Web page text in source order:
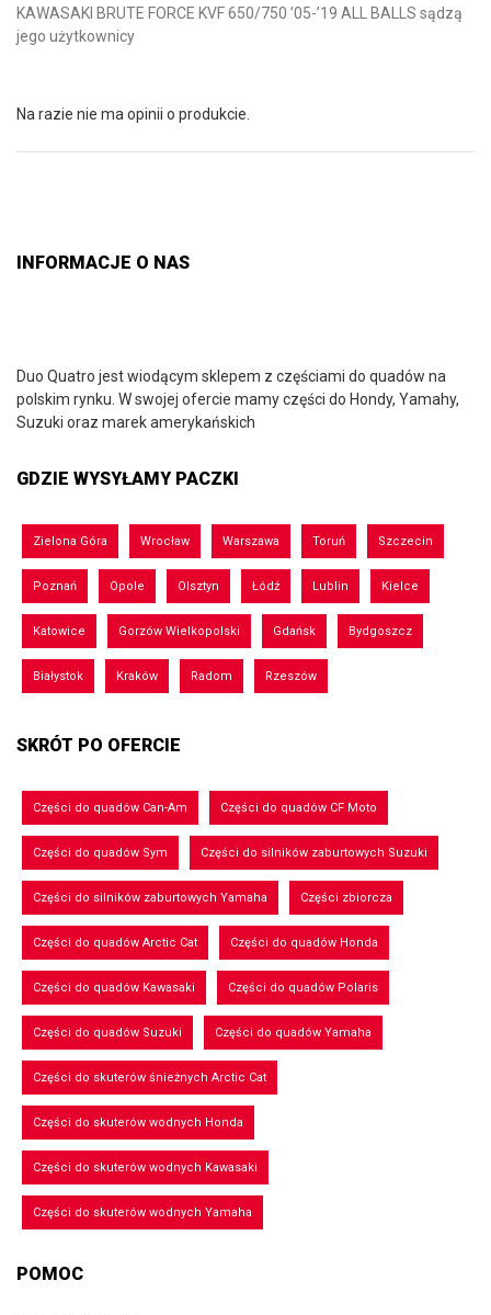
KAWASAKI BRUTE FORCE KVF 650/750 ’05-’19 ALL BALLS sądzą
jego użytkownicy
Na razie nie ma opinii o produkcie.
INFORMACJE O NAS
Duo Quatro jest wiodącym sklepem z częściami do quadów na
polskim rynku. W swojej ofercie mamy części do Hondy, Yamahy,
Suzuki oraz marek amerykańskich
GDZIE WYSYŁAMY PACZKI
Zielona Góra Wrocław Warszawa Toruń Szczecin
Poznań Opole Olsztyn Łódź Lublin Kielce
Katowice Gorzów Wielkopolski Gdańsk Bydgoszcz
Białystok Kraków Radom Rzeszów
SKRÓT PO OFERCIE
Części do quadów Can-Am Części do quadów CF Moto
Części do quadów Sym Części do silników zaburtowych Suzuki
Części do silników zaburtowych Yamaha Części zbiorcza
Części do quadów Arctic Cat Części do quadów Honda
Części do quadów Kawasaki Części do quadów Polaris
Części do quadów Suzuki Części do quadów Yamaha
Części do skuterów śnieżnych Arctic Cat
Części do skuterów wodnych Honda
Części do skuterów wodnych Kawasaki
Części do skuterów wodnych Yamaha
POMOC